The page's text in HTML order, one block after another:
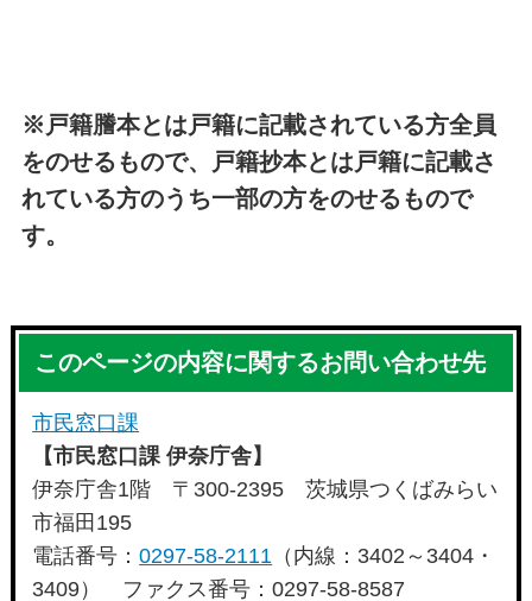
※戸籍謄本とは戸籍に記載されている方全員
をのせるもので、戸籍抄本とは戸籍に記載さ
れている方のうち一部の方をのせるもので
す。
このページの内容に関するお問い合わせ先
市民窓口課
【市民窓口課 伊奈庁舎】
伊奈庁舎1階 〒300-2395 茨城県つくばみらい
市福田195
電話番号：0297-58-2111 （内線：3402～3404・
3409） ファクス番号：0297-58-8587